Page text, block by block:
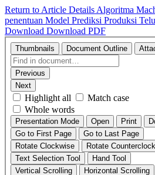
Return to Article Details Algoritma
penentuan Model Prediksi Produksi
Download Download PDF